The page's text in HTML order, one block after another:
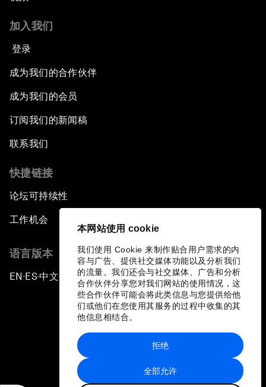
本网站使用 cookie
我们使用 Cookie 来制作贴合用户需求的内
容与广告、提供社交媒体功能以及分析我们
的流量。我们还会与社交媒体、广告和分析
合作伙伴分享您对我们网站的使用情况，这
些合作伙伴可能会将此类信息与您提供给他
们或他们在您使用其服务的过程中收集的其
他信息相结合。
全部允许
拒绝
加入我们
登录
成为我们的合作伙伴
成为我们的会员
订阅我们的新闻稿
联系我们
快捷链接
论坛可持续性
工作机会
语言版本
EN ▪ES▪中文▪ 日本語
站点地图